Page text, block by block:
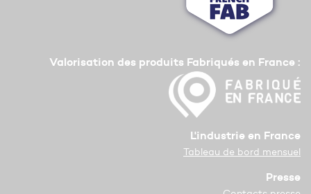
Valorisation des produits Fabriqués en France :
L'industrie en France
Tableau de bord mensuel
Presse